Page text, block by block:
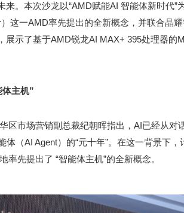
来。本次沙龙以“AMD赋能AI 智能体新时代”
）这一AMD率先提出的全新概念，并联合晶
展示了基于AMD锐龙AI MAX+ 395处理器的
主机”
区市场营销副总裁纪朝晖指出，AI已经从对
体（AI Agent）的“元十年”。在这一背景下
率先提出了 “智能体主机”的全新概念。